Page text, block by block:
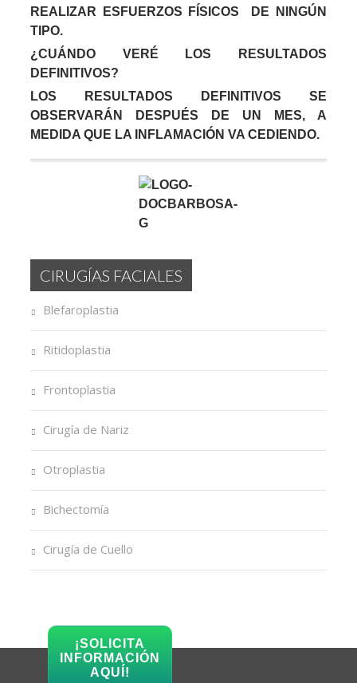
REALIZAR ESFUERZOS FÍSICOS DE NINGÚN
TIPO.
¿CUÁNDO VERÉ LOS RESULTADOS
DEFINITIVOS?
LOS RESULTADOS DEFINITIVOS SE
OBSERVARÁN DESPUÉS DE UN MES, A
MEDIDA QUE LA INFLAMACIÓN VA CEDIENDO.
CIRUGÍAS FACIALES
Blefaroplastia
Ritidoplastia
Frontoplastia
Cirugía de Nariz
Otroplastia
Bichectomía
Cirugía de Cuello
¡SOLICITA
INFORMACIÓN
AQUÍ!